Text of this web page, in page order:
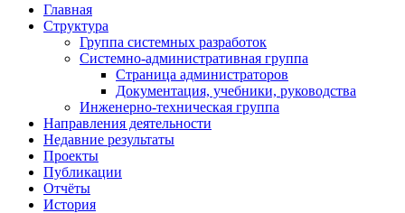
Главная
Структура
Группа системных разработок
Системно-административная группа
Страница администраторов
Документация, учебники, руководства
Инженерно-техническая группа
Направления деятельности
Недавние результаты
Проекты
Публикации
Отчёты
История